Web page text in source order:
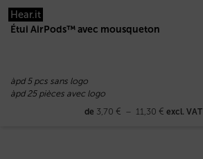
Hear.it
Étui AirPods™ avec mousqueton
àpd 5 pcs sans logo
àpd 25 pièces avec logo
de 3,70 € – 11,30 € excl. VAT